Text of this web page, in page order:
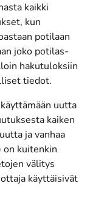
kaikki
kun
potilaan
joko potilas-
hakutuloksiin
tiedot.
uutta
kaiken
ja vanhaa
kuitenkin
välitys
käyttäisivät